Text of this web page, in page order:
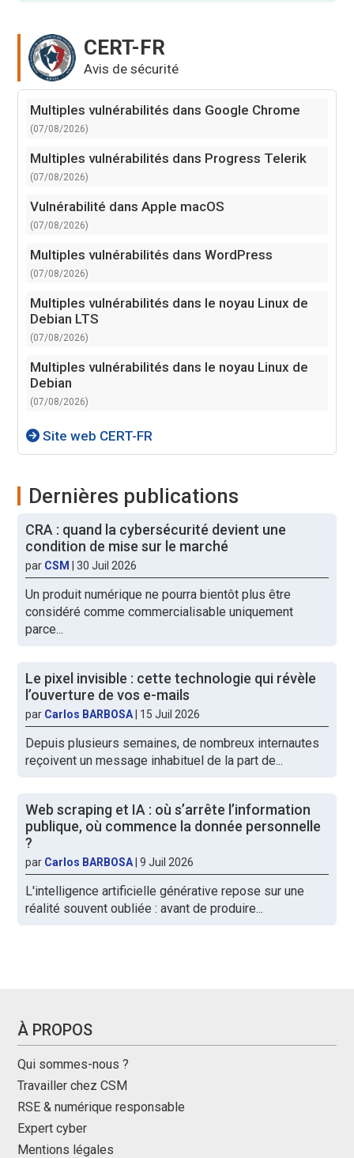
CERT-FR
Avis de sécurité
Multiples vulnérabilités dans Google Chrome
(07/08/2026)
Multiples vulnérabilités dans Progress Telerik
(07/08/2026)
Vulnérabilité dans Apple macOS
(07/08/2026)
Multiples vulnérabilités dans WordPress
(07/08/2026)
Multiples vulnérabilités dans le noyau Linux de
Debian LTS
(07/08/2026)
Multiples vulnérabilités dans le noyau Linux de
Debian
(07/08/2026)
Site web CERT-FR
Dernières publications
CRA : quand la cybersécurité devient une
condition de mise sur le marché
par CSM |30 Juil 2026
Un produit numérique ne pourra bientôt plus être
considéré comme commercialisable uniquement
parce...
Le pixel invisible : cette technologie qui révèle
l’ouverture de vos e-mails
par Carlos BARBOSA 15 Juil 2026
Depuis plusieurs semaines, de nombreux internautes
reçoivent un message inhabituel de la part de...
Web scraping et IA : où s’arrête l’information
publique, où commence la donnée personnelle
?
par Carlos BARBOSA |9 Juil 2026
L'intelligence artificielle générative repose sur une
réalité souvent oubliée : avant de produire...
À PROPOS
Qui sommes-nous ?
Travailler chez CSM
RSE & numérique responsable
Expert cyber
Mentions légales